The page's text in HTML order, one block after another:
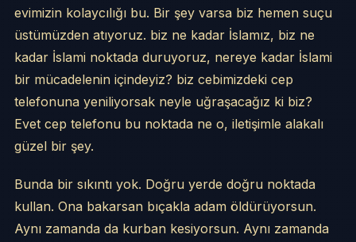
evimizin kolaycılığı bu. Bir şey varsa biz hemen suçu
üstümüzden atıyoruz. biz ne kadar İslamız, biz ne
kadar İslami noktada duruyoruz, nereye kadar İslami
bir mücadelenin içindeyiz? biz cebimizdeki cep
telefonuna yeniliyorsak neyle uğraşacağız ki biz?
Evet cep telefonu bu noktada ne o, iletişimle alakalı
güzel bir şey.
Bunda bir sıkıntı yok. Doğru yerde doğru noktada
kullan. Ona bakarsan bıçakla adam öldürüyorsun.
Aynı zamanda da kurban kesiyorsun. Aynı zamanda